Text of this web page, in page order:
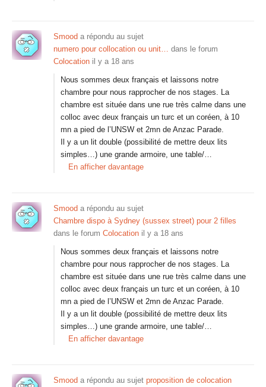
Smood a répondu au sujet
numero pour collocation ou unit… dans le forum
Colocation il y a 18 ans
Nous sommes deux français et laissons notre
chambre pour nous rapprocher de nos stages. La
chambre est située dans une rue très calme dans une
colloc avec deux français un turc et un coréen, à 10
mn a pied de l’UNSW et 2mn de Anzac Parade.
Il y a un lit double (possibilité de mettre deux lits
simples…) une grande armoire, une table/…
En afficher davantage
Smood a répondu au sujet
Chambre dispo à Sydney (sussex street) pour 2 filles
dans le forum Colocation il y a 18 ans
Nous sommes deux français et laissons notre
chambre pour nous rapprocher de nos stages. La
chambre est située dans une rue très calme dans une
colloc avec deux français un turc et un coréen, à 10
mn a pied de l’UNSW et 2mn de Anzac Parade.
Il y a un lit double (possibilité de mettre deux lits
simples…) une grande armoire, une table/…
En afficher davantage
Smood a répondu au sujet proposition de colocation